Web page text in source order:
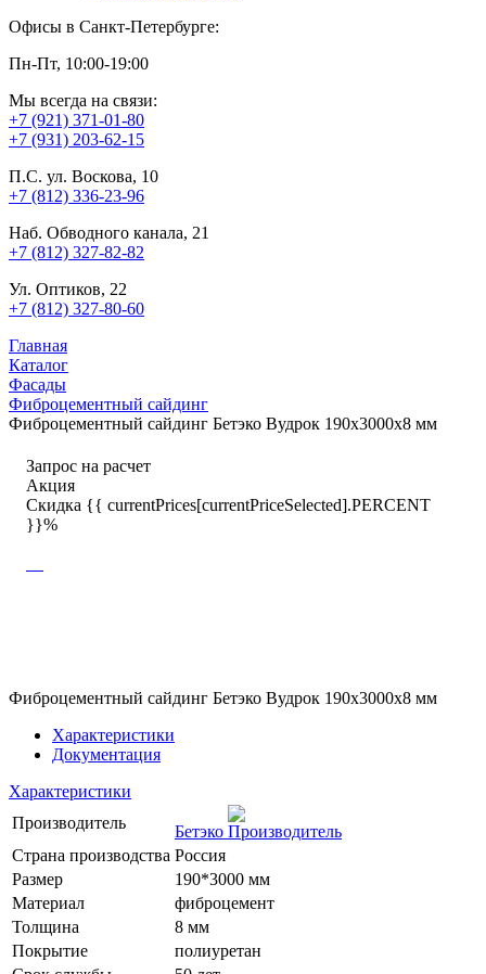
Офисы в Санкт-Петербурге:
Пн-Пт, 10:00-19:00
Мы всегда на связи:
+7 (921) 371-01-80
+7 (931) 203-62-15
П.С. ул. Воскова, 10
+7 (812) 336-23-96
Наб. Обводного канала, 21
+7 (812) 327-82-82
Ул. Оптиков, 22
+7 (812) 327-80-60
Главная
Каталог
Фасады
Фиброцементный сайдинг
Фиброцементный сайдинг Бетэко Вудрок 190х3000х8 мм
Запрос на расчет
Акция
Скидка {{ currentPrices[currentPriceSelected].PERCENT
}}%
Фиброцементный сайдинг Бетэко Вудрок 190х3000х8 мм
Характеристики
Документация
Характеристики
Производитель
Бетэко
Страна производства Россия
Размер
190*3000 мм
Материал
фиброцемент
Толщина
8 мм
Покрытие
полиуретан